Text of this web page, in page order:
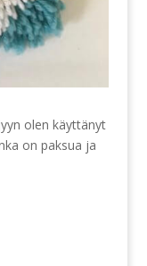
olen käyttänyt
on paksua ja